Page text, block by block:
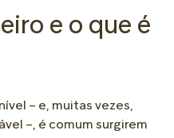
e o que é
– e, muitas vezes,
–, é comum surgirem